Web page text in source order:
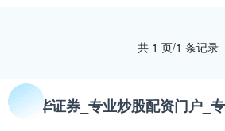
共 1 页/1 条记录
联华证券_专业炒股配资门户_